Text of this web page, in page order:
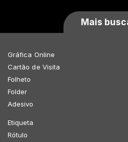
Mais
Gráfica Online
Cartão de Visita
Folheto
Folder
Adesivo
Etiqueta
Rótulo